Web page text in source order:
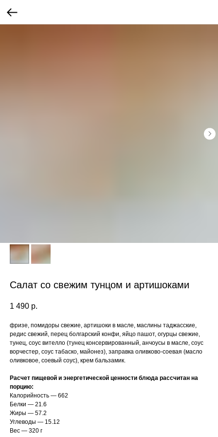
Салат со свежим тунцом и артишоками
1 490 р.
фризе, помидоры свежие, артишоки в масле, маслины таджасские,
редис свежий, перец болгарский конфи, яйцо пашот, огурцы свежие,
тунец, соус вителло (тунец консервированный, анчоусы в масле, соус
ворчестер, соус табаско, майонез), заправка оливково-соевая (масло
оливковое, соевый соус), крем бальзамик.
Расчет пищевой и энергетической ценности блюда рассчитан на
порцию:
Калорийность — 662
Белки — 21.6
Жиры — 57.2
Углеводы — 15.12
Вес — 320 г